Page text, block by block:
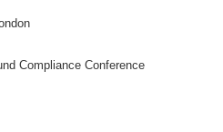
Compliance Conference